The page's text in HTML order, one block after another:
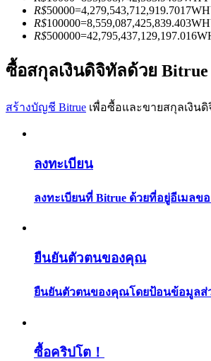
เป็นเทรดเดอร์คัดลอก
เพลิดเพลินกับการแบ่งปันผลกำไร
R$50000=4,279,543,712,919.7017
R$100000=8,559,087,425,839.403
R$500000=42,795,437,129,197.016
ซื้อสกุลเงินดิจิทัลด้วย Bitrue
สร้างบัญชี Bitrue เพื่อซื้อและขายสกุลเงิน
ลงทะเบียน
ลงทะเบียนที่ Bitrue ด้วยที่อยู่อีเมลข
ยืนยันตัวตนของคุณ
ยืนยันตัวตนของคุณโดยป้อนข้อมูลส่
ซื้อคริปโต！